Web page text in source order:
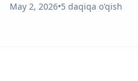
May 2, 2026•5 daqiqa o'qish